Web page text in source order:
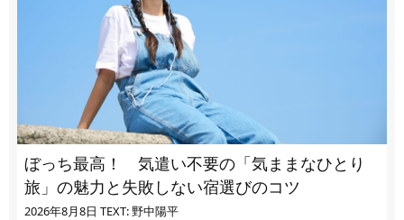
ぼっち最高！ 気遣い不要の「気ままなひとり
旅」の魅力と失敗しない宿選びのコツ
2026年8月8日 TEXT: 野中陽平